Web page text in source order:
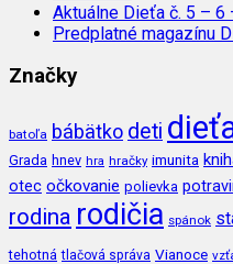
Aktuálne Dieťa č. 5 –
Predplatné magazínu
Značky
batoľa bábätko deti
Grada hnev hra hračky imunita
otec očkovanie polievka
rodina rodičia spánok
tehotná tlačová správa Vianoce